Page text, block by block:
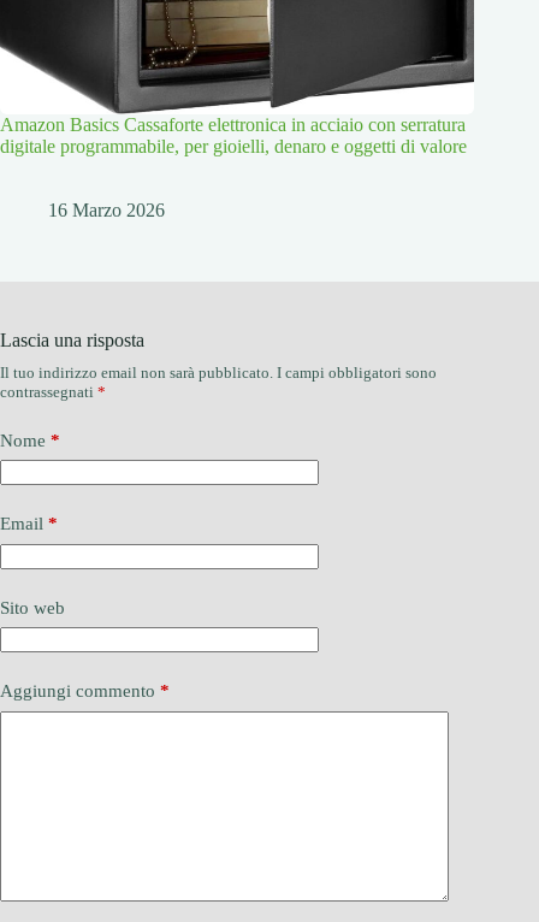
Amazon Basics Cassaforte elettronica in acciaio con serratura
digitale programmabile, per gioielli, denaro e oggetti di valore
16 Marzo 2026
Lascia una risposta
Il tuo indirizzo email non sarà pubblicato. I campi obbligatori sono
contrassegnati *
Nome *
Email *
Sito web
Aggiungi commento *